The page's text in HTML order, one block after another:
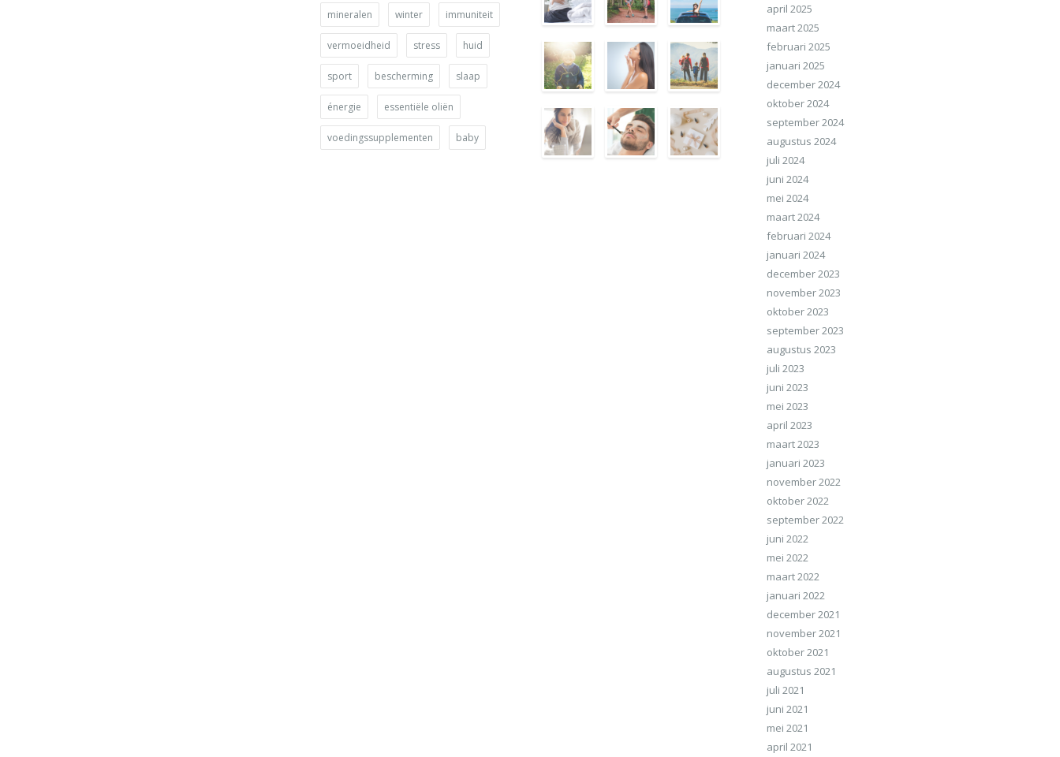
mineralen winter immuniteit
vermoeidheid stress huid
sport bescherming slaap
énergie essentiële oliën
voedingssupplementen baby
april 2025
maart 2025
februari 2025
januari 2025
december 2024
oktober 2024
september 2024
augustus 2024
juli 2024
juni 2024
mei 2024
maart 2024
februari 2024
januari 2024
december 2023
november 2023
oktober 2023
september 2023
augustus 2023
juli 2023
juni 2023
mei 2023
april 2023
maart 2023
januari 2023
november 2022
oktober 2022
september 2022
juni 2022
mei 2022
maart 2022
januari 2022
december 2021
november 2021
oktober 2021
augustus 2021
juli 2021
juni 2021
mei 2021
april 2021